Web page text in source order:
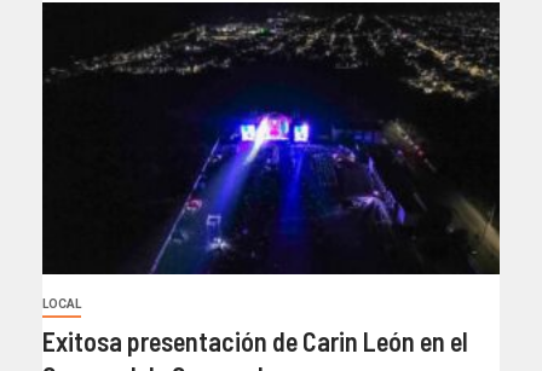
LOCAL
Exitosa presentación de Carin León en el